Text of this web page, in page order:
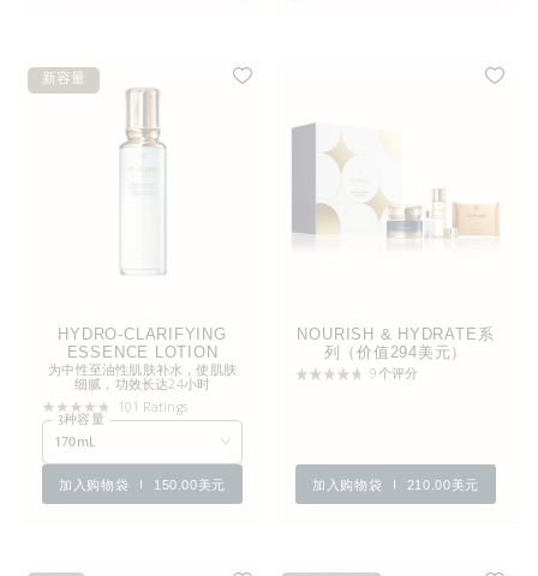
新容量
HYDRO-CLARIFYING
ESSENCE LOTION
为中性至油性肌肤补水，使肌肤
细腻，功效长达24小时
101 Ratings
3种容量
170mL
加入购物袋 150.00美元
NOURISH & HYDRATE系
列（价值294美元）
9个评分
加入购物袋 210.00美元